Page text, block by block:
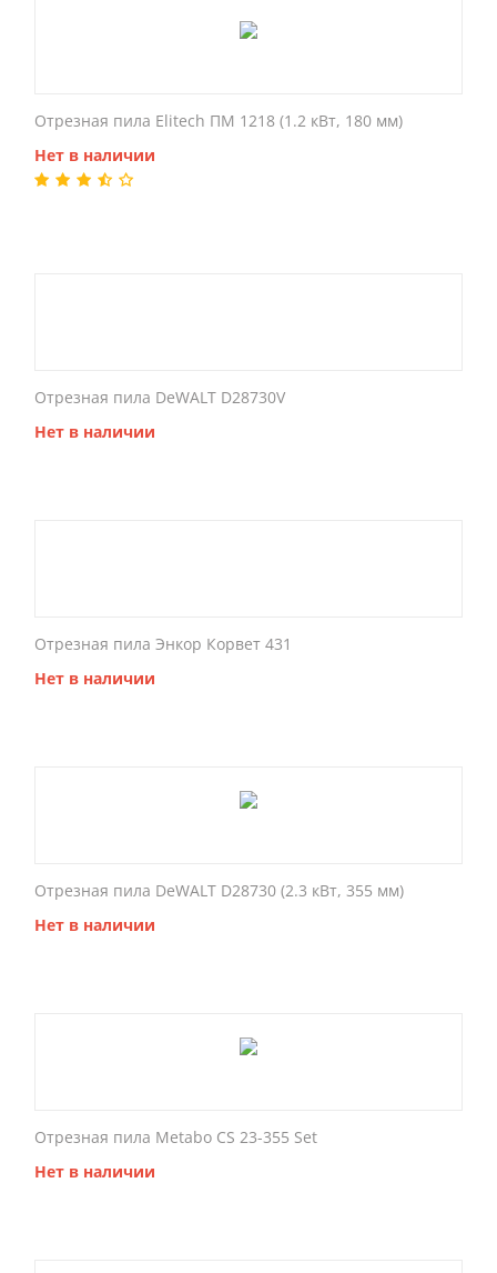
Отрезная пила Elitech ПМ 1218 (1.2 кВт, 180 мм)
Нет в наличии
Отрезная пила DeWALT D28730V
Нет в наличии
Отрезная пила Энкор Корвет 431
Нет в наличии
Отрезная пила DeWALT D28730 (2.3 кВт, 355 мм)
Нет в наличии
Отрезная пила Metabo CS 23-355 Set
Нет в наличии